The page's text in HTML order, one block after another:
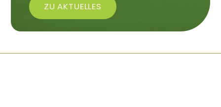
ZU AKTUELLES